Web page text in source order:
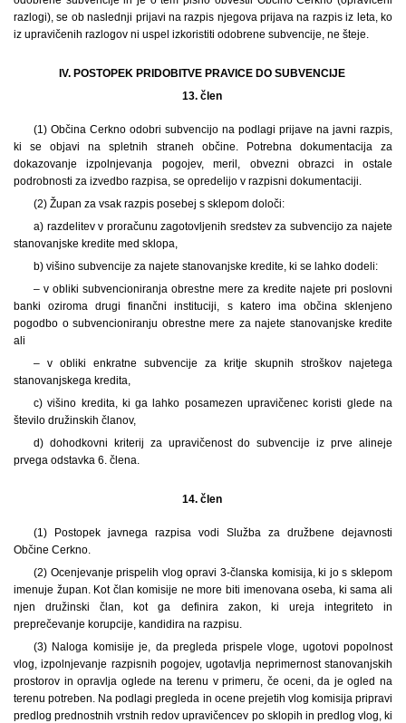
razlogi), se ob naslednji prijavi na razpis njegova prijava na razpis iz leta, ko
iz upravičenih razlogov ni uspel izkoristiti odobrene subvencije, ne šteje.
IV. POSTOPEK PRIDOBITVE PRAVICE DO SUBVENCIJE
13. člen
(1) Občina Cerkno odobri subvencijo na podlagi prijave na javni razpis,
ki se objavi na spletnih straneh občine. Potrebna dokumentacija za
dokazovanje izpolnjevanja pogojev, meril, obvezni obrazci in ostale
podrobnosti za izvedbo razpisa, se opredelijo v razpisni dokumentaciji.
(2) Župan za vsak razpis posebej s sklepom določi:
a) razdelitev v proračunu zagotovljenih sredstev za subvencijo za najete
stanovanjske kredite med sklopa,
b) višino subvencije za najete stanovanjske kredite, ki se lahko dodeli:
– v obliki subvencioniranja obrestne mere za kredite najete pri poslovni
banki oziroma drugi finančni instituciji, s katero ima občina sklenjeno
pogodbo o subvencioniranju obrestne mere za najete stanovanjske kredite
ali
– v obliki enkratne subvencije za kritje skupnih stroškov najetega
stanovanjskega kredita,
c) višino kredita, ki ga lahko posamezen upravičenec koristi glede na
število družinskih članov,
d) dohodkovni kriterij za upravičenost do subvencije iz prve alineje
prvega odstavka 6. člena.
14. člen
(1)
Postopek javnega razpisa vodi Služba za družbene dejavnosti
Občine Cerkno.
(2) Ocenjevanje prispelih vlog opravi 3-članska komisija, ki jo s sklepom
imenuje župan. Kot član komisije ne more biti imenovana oseba, ki sama ali
njen družinski član, kot ga definira zakon, ki ureja integriteto in
preprečevanje korupcije, kandidira na razpisu.
(3) Naloga komisije je, da pregleda prispele vloge, ugotovi popolnost
vlog, izpolnjevanje razpisnih pogojev, ugotavlja neprimernost stanovanjskih
prostorov in opravlja oglede na terenu v primeru, če oceni, da je ogled na
terenu potreben. Na podlagi pregleda in ocene prejetih vlog komisija pripravi
predlog prednostnih vrstnih redov upravičencev po sklopih in predlog vlog, ki